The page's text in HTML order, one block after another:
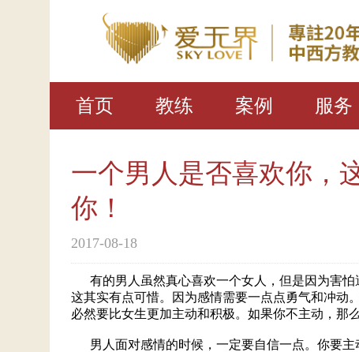
首页 教练 案例 服务
一个男人是否喜欢你，
你！
2017-08-18
有的男人虽然真心喜欢一个女人，但是因为害怕
这其实有点可惜。因为感情需要一点点勇气和冲动
必然要比女生更加主动和积极。如果你不主动，那
男人面对感情的时候，一定要自信一点。你要主